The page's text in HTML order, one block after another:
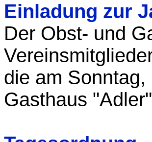
Einladung zur
Der Obst- und
die am
Gasthaus